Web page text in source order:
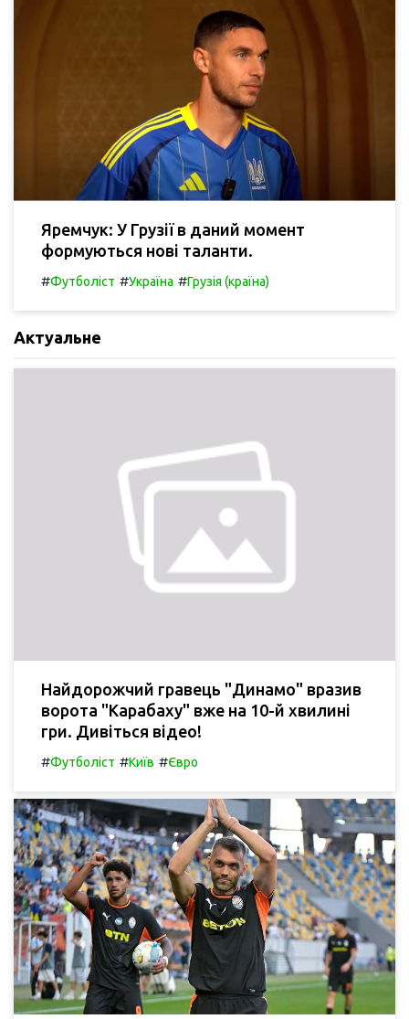
Яремчук: У Грузії в даний момент
формуються нові таланти.
#Футболіст #Україна #Грузія (країна)
Актуальне
Найдорожчий гравець "Динамо" вразив
ворота "Карабаху" вже на 10-й хвилині
гри. Дивіться відео!
#Футболіст #Київ #Євро